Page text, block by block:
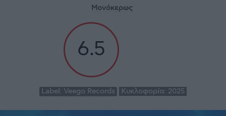
Μονόκερως
6.5
Label: Veego Records Κυκλοφορία: 2025